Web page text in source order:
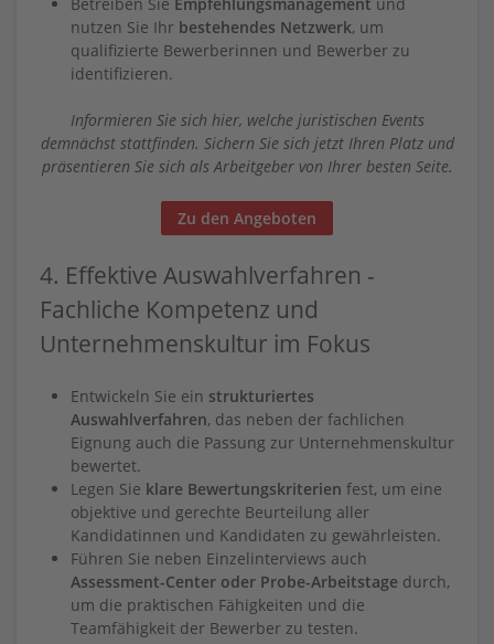
nutzen Sie Ihr bestehendes Netzwerk, um
qualifizierte Bewerberinnen und Bewerber zu
identifizieren.
Informieren Sie sich hier, welche juristischen Events
demnächst stattfinden. Sichern Sie sich jetzt Ihren Platz und
präsentieren Sie sich als Arbeitgeber von Ihrer besten Seite.
Zu den Angeboten
4. Effektive Auswahlverfahren -
Fachliche Kompetenz und
Unternehmenskultur im Fokus
Entwickeln Sie ein strukturiertes
Auswahlverfahren, das neben der fachlichen
Eignung auch die Passung zur Unternehmenskultur
bewertet.
Legen Sie klare Bewertungskriterien fest, um eine
objektive und gerechte Beurteilung aller
Kandidatinnen und Kandidaten zu gewährleisten.
Führen Sie neben Einzelinterviews auch
Assessment-Center oder Probe-Arbeitstage durch,
um die praktischen Fähigkeiten und die
Teamfähigkeit der Bewerber zu testen.